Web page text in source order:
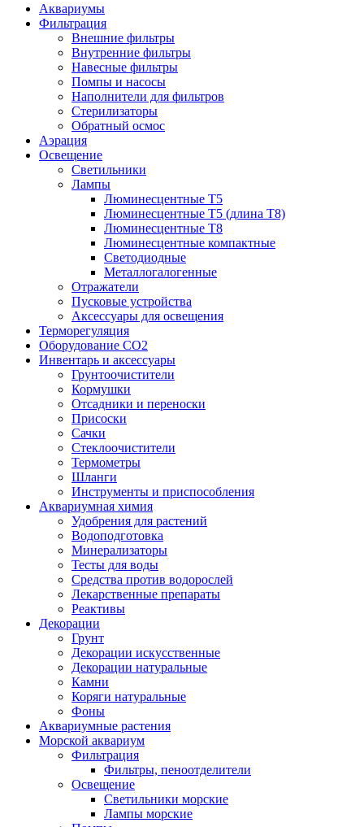
Аквариумы
Фильтрация
Внешние фильтры
Внутренние фильтры
Навесные фильтры
Помпы и насосы
Наполнители для фильтров
Стерилизаторы
Обратный осмос
Аэрация
Освещение
Светильники
Лампы
Люминесцентные T5
Люминесцентные T5 (длина T8)
Люминесцентные T8
Люминесцентные компактные
Светодиодные
Металлогалогенные
Отражатели
Пусковые устройства
Аксессуары для освещения
Терморегуляция
Оборудование CO2
Инвентарь и аксессуары
Грунтоочистители
Кормушки
Отсадники и переноски
Присоски
Сачки
Стеклоочистители
Термометры
Шланги
Инструменты и приспособления
Аквариумная химия
Удобрения для растений
Водоподготовка
Минерализаторы
Тесты для воды
Средства против водорослей
Лекарственные препараты
Реактивы
Декорации
Грунт
Декорации искусственные
Декорации натуральные
Камни
Коряги натуральные
Фоны
Аквариумные растения
Морской аквариум
Фильтрация
Фильтры, пеноотделители
Освещение
Светильники морские
Лампы морские